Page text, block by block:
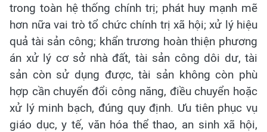
trong toàn hệ thống chính trị; phát huy mạnh mẽ
hơn nữa vai trò tổ chức chính trị xã hội; xử lý hiệu
quả tài sản công; khẩn trương hoàn thiện phương
án xử lý cơ sở nhà đất, tài sản công dôi dư, tài
sản còn sử dụng được, tài sản không còn phù
hợp cần chuyển đổi công năng, điều chuyển hoặc
xử lý minh bạch, đúng quy định. Ưu tiên phục vụ
giáo dục, y tế, văn hóa thể thao, an sinh xã hội,